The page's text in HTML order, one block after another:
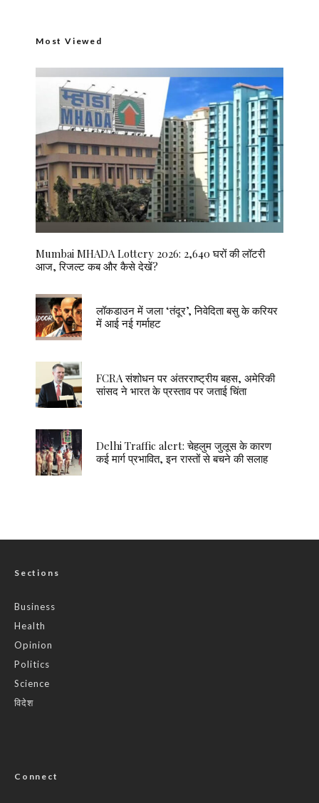
Most Viewed
Mumbai MHADA Lottery 2026: 2,640 घरों की लॉटरी
आज, रिजल्ट कब और कैसे देखें?
लॉकडाउन में जला ‘तंदूर’, निवेदिता बसु के करियर
में आई नई गर्माहट
FCRA संशोधन पर अंतरराष्ट्रीय बहस, अमेरिकी
सांसद ने भारत के प्रस्ताव पर जताई चिंता
Delhi Traffic alert: चेहलुम जुलूस के कारण
कई मार्ग प्रभावित, इन रास्तों से बचने की सलाह
Sections
Business
Health
Opinion
Politics
Science
विदेश
Connect